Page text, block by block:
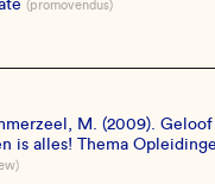
(promovendus)
M. (2009).
is alles! Thema